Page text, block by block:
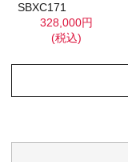
SBXC171
328,000円
(税込)